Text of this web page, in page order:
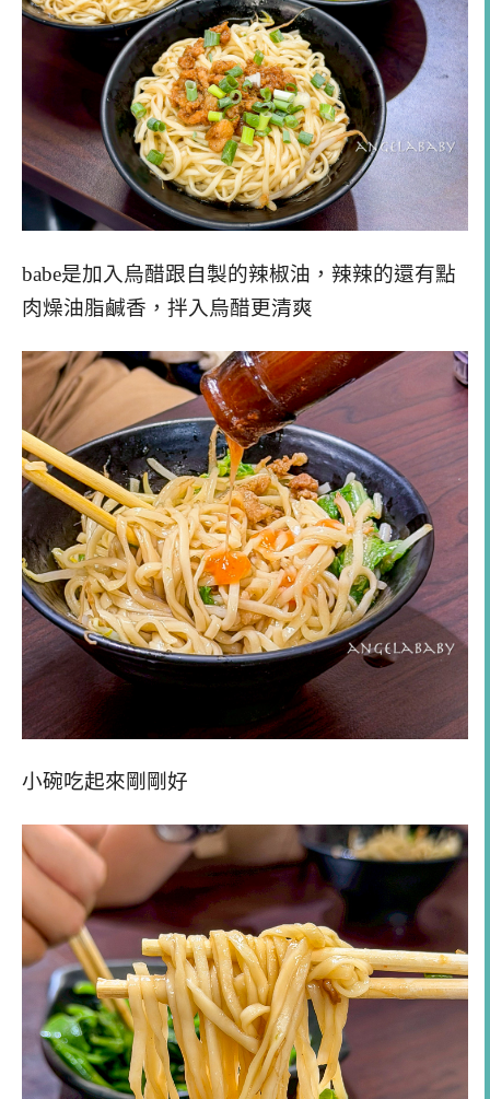
babe是加入烏醋跟自製的辣椒油，辣辣的還有點
肉燥油脂鹹香，拌入烏醋更清爽
小碗吃起來剛剛好